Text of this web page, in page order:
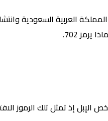
القبائل في المملكة العربية
702.
تخص الإبل إذ تمثل تلك